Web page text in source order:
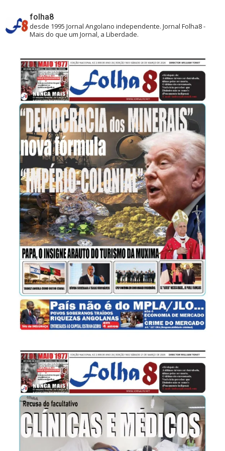
folha8
desde 1995 Jornal Angolano independente.Jornal Folha8 -
Mais do que um Jornal, a Liberdade.